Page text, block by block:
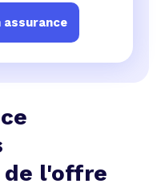
assurance
l'offre